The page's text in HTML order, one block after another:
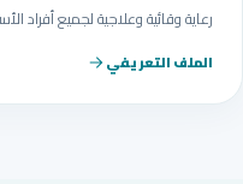
رعاية وقائية وعلاجية لجميع أفراد
الملف التعريفي